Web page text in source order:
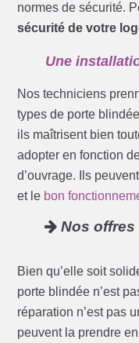
normes de sécurité.
sécurité de votre
Une
Nos techniciens
types de porte
ils maîtrisent bien
adopter en fonction
d’ouvrage. Ils
et le bon
Nos offres
Bien qu’elle soit
porte blindée n’est
réparation n’est pas
peuvent la prendre